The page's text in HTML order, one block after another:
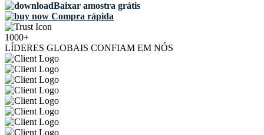
Baixar amostra grátis
Compra rápida
1000+
LÍDERES GLOBAIS CONFIAM EM NÓS